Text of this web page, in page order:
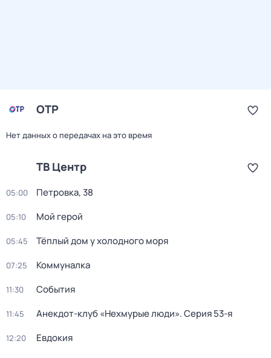
ОТР
Нет данных о передачах на это время
ТВ Центр
05:00 Петровка, 38
05:10 Мой герой
05:45 Тёплый дом у холодного моря
07:25 Коммуналка
11:30 События
11:45 Анекдот-клуб «Нехмурые люди». Серия 53-я
12:20 Евдокия